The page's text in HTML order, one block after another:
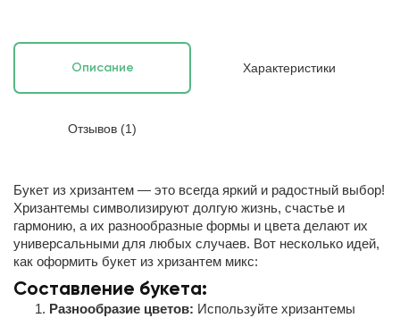
Описание Характеристики
Отзывов (1)
Букет из хризантем — это всегда яркий и радостный выбор!
Хризантемы символизируют долгую жизнь, счастье и
гармонию, а их разнообразные формы и цвета делают их
универсальными для любых случаев. Вот несколько идей,
как оформить букет из хризантем микс:
Составление букета:
Разнообразие цветов: Используйте хризантемы